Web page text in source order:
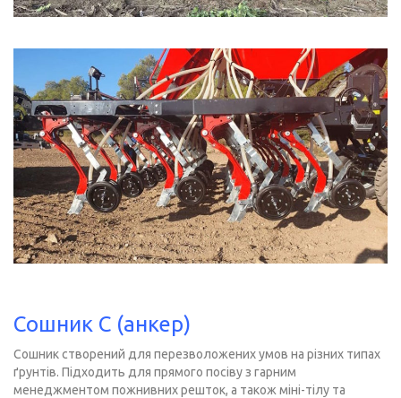
Сошник C (анкер)
Сошник створений для перезволожених умов на різних типах
ґрунтів. Підходить для прямого посіву з гарним
менеджментом пожнивних решток, а також міні-тілу та